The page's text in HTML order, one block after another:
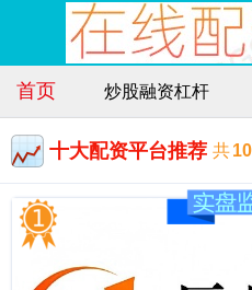
首页 炒股融资杠杆
十大配资平台推荐 共